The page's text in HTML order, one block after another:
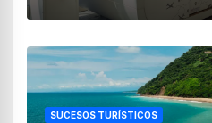
SUCESOS TURÍSTICOS